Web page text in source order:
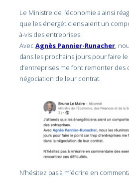
Le Ministre de l’économie a ainsi
que les énergéticiens aient un
à-vis des entreprises.
AvecAgnès Pannier-Runacher,
dans les prochains jours pour faire
d’entreprises me font remonter des
négociation de leur contrat.
N’hésitez pas à m’écrire en